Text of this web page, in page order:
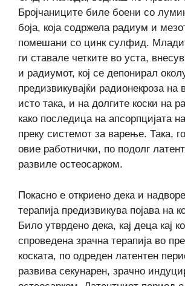
Бројчаниците биле боени со
боја, која содржела радиум и
помешани со цинк сулфид.
ги ставале четките во уста,
и радиумот, кој се депонирал
предизвикувајќи радионекроза на
исто така, и на долгите коски на
како последица на апсорпцијата
преку системот за варење. Така,
овие работнички, по подолг
развиле остеосарком.
Покасно е откриено дека и
терапија предизвикува појава на
Било утврдено дека, кај деца кај
спроведена зрачна терапија во
коската, по одреден латентен
развива секунарен, зрачно